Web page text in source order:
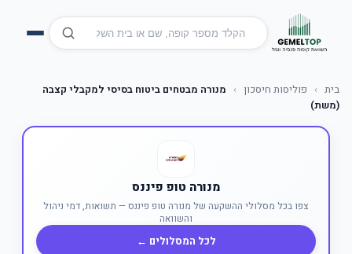
בית › פוליסות חיסכון ›
מנורה מבטחים ביטוח בסיסי למקבלי קצבה
(משת)
מנורה טופ פיננס
צפו בכל מסלולי ההשקעה של מנורה טופ פיננס — תשואות, דמי ניהול
והשוואה
לכל המסלולים ←